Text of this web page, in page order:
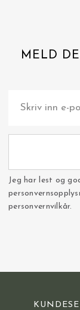
MELD
Jeg har lest og
personvernvilkår.